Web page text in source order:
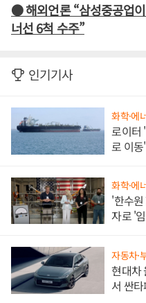
● 해외언론 “삼성중공업
너선 6척 수주”
인기기사
화학·에
로이터
로 이
화학·에
'한수
자로 '
자동차·
현대차
서 싼